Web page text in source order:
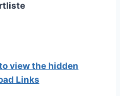
view the hidden
Links